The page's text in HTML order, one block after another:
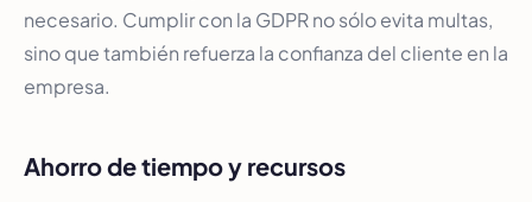
necesario. Cumplir con la GDPR no sólo evita multas,
sino que también refuerza la confianza del cliente en la
empresa.
Ahorro de tiempo y recursos